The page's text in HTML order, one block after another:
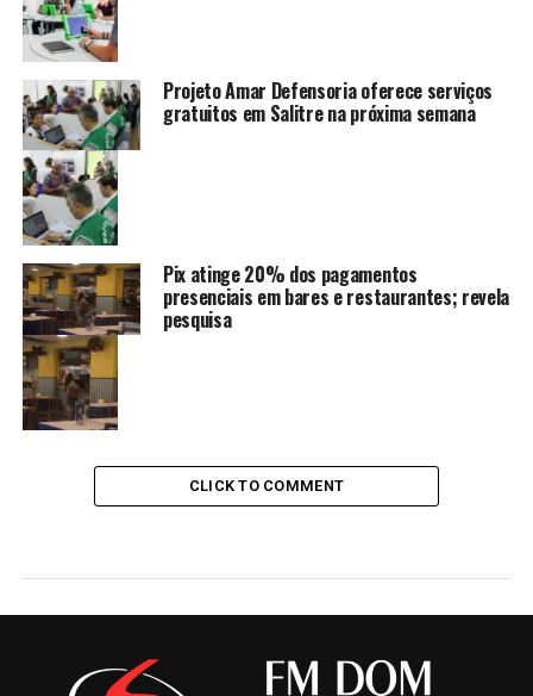
Projeto Amar Defensoria oferece serviços
gratuitos em Salitre na próxima semana
Pix atinge 20% dos pagamentos
presenciais em bares e restaurantes; revela
pesquisa
CLICK TO COMMENT